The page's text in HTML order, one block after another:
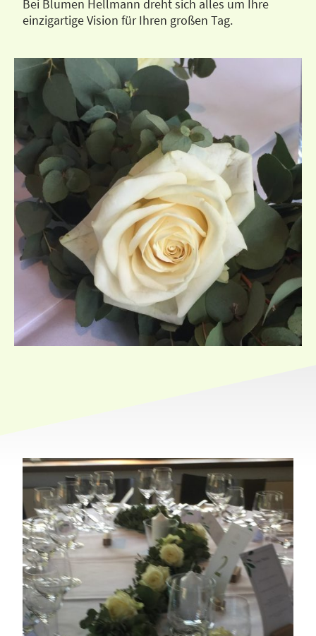
Bei Blumen Hellmann dreht sich alles um Ihre
einzigartige Vision für Ihren großen Tag.